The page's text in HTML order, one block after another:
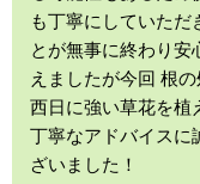
も丁寧にしていただ
とが無事に終わり
えましたが今回 根
西日に強い草花を植
丁寧なアドバイスに
ざいました！